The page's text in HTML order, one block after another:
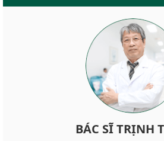
BÁC SĨ TRỊNH